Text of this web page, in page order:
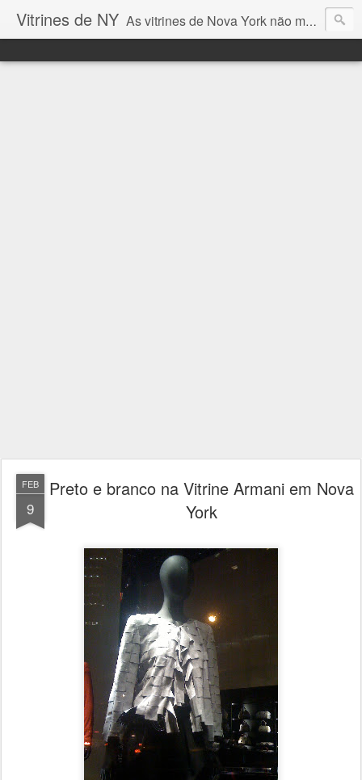
Vitrines de NY As vitrines de Nova York não mostram somente tendências de moda, mas contam um pouco do que acontece na cidade ... e eu quero mostrar aqui esta vitrines incríveis!
FEB
9
Preto e branco na Vitrine Armani em Nova
York